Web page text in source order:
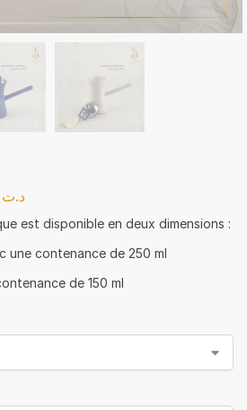
د.ت
est disponible en deux dimensions :
une contenance de 250 ml
de 150 ml